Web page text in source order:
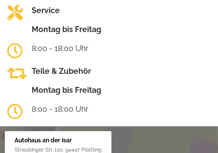
Service
Montag bis Freitag
8:00 - 18:00 Uhr
Teile & Zubehör
Montag bis Freitag
8:00 - 18:00 Uhr
Autohaus an der Isar
Straubinger Str. 110, 94447 Plattling